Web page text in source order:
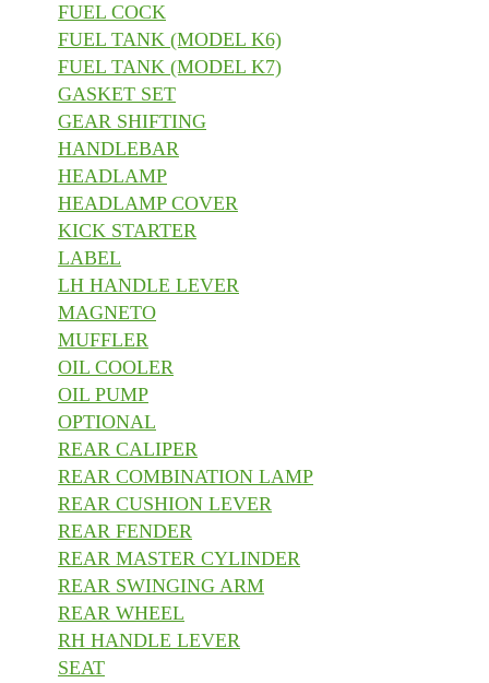
FUEL COCK
FUEL TANK (MODEL K6)
FUEL TANK (MODEL K7)
GASKET SET
GEAR SHIFTING
HANDLEBAR
HEADLAMP
HEADLAMP COVER
KICK STARTER
LABEL
LH HANDLE LEVER
MAGNETO
MUFFLER
OIL COOLER
OIL PUMP
OPTIONAL
REAR CALIPER
REAR COMBINATION LAMP
REAR CUSHION LEVER
REAR FENDER
REAR MASTER CYLINDER
REAR SWINGING ARM
REAR WHEEL
RH HANDLE LEVER
SEAT